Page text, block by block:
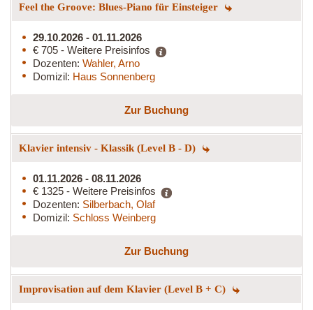
Feel the Groove: Blues-Piano für Einsteiger
29.10.2026 - 01.11.2026
€ 705 - Weitere Preisinfos
Dozenten: Wahler, Arno
Domizil: Haus Sonnenberg
Zur Buchung
Klavier intensiv - Klassik (Level B - D)
01.11.2026 - 08.11.2026
€ 1325 - Weitere Preisinfos
Dozenten: Silberbach, Olaf
Domizil: Schloss Weinberg
Zur Buchung
Improvisation auf dem Klavier (Level B + C)